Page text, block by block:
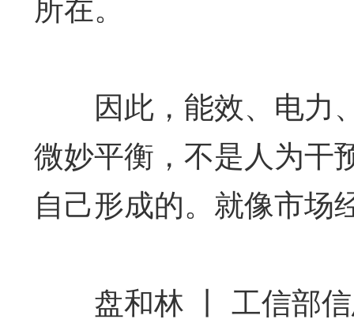
因此，能效、电力
微妙平衡，不是人为干
自己形成的。就像市场
盘和林 丨 工信部信